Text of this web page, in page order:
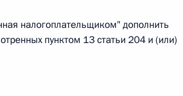
ФЗ
Федерации «О защите прав потребителей»
налогоплательщиком" дополнить
пунктом 13 статьи 204 и (или)